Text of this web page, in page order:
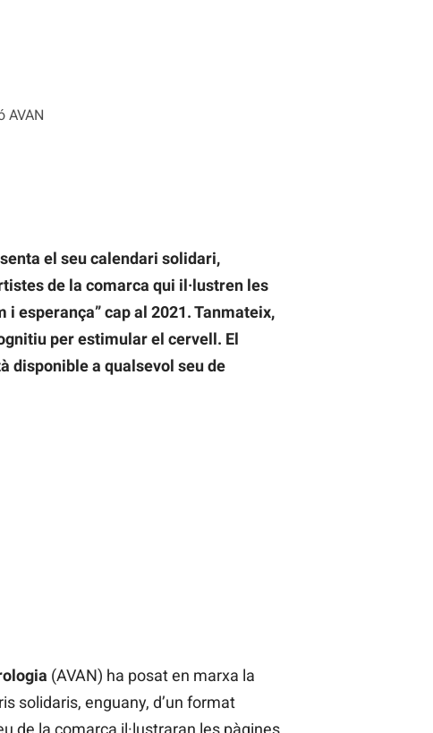
AVAN
el seu calendari solidari,
de la comarca qui il·lustren les
esperança” cap al 2021. Tanmateix,
per estimular el cervell. El
disponible a qualsevol seu de
(AVAN) ha posat en marxa la
solidaris, enguany, d’un format
de la comarca il·lustraran les pàgines